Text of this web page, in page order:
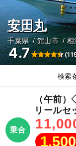
安田丸
千葉県 館山市 相
4.7
検索
乗合
（午前
リール
1,500